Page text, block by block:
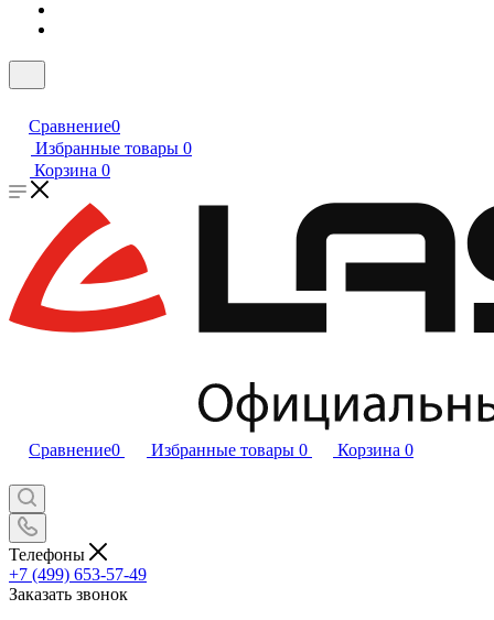
Сравнение0
Избранные товары 0
Корзина 0
Сравнение0 Избранные товары 0 Корзина 0
Телефоны
+7 (499) 653-57-49
Заказать звонок